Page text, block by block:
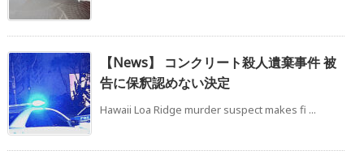
【News】 コンクリート殺人遺棄事件 被
告に保釈認めない決定
Hawaii Loa Ridge murder suspect makes fi ...